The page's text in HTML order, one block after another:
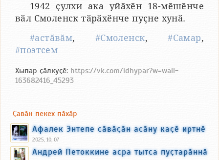
1942 ҫулхи ака уйӑхӗн 18-мӗшӗнче
вӑл Смоленск тӑрӑхӗнче пуҫне хунӑ.
#астӑвӑм, #Смоленск,#Самар,
#поэтсем
Хыпар ҫӑлкуҫӗ: https://vk.com/idhypar?w=wall-
163682416_45293
Ҫавӑн пекех пӑхӑр
Афалек Энтепе сӑвӑҫӑн асӑну каҫӗ иртнӗ
2025, 10, 07
Андрей Петоккине асра тытса пуҫтарӑннӑ